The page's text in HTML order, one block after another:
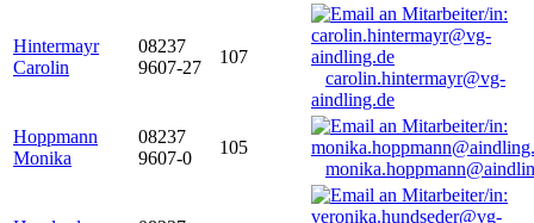
Hintermayr
Carolin
08237
9607-27
107
carolin.hintermayr@vg-
aindling.de
Hoppmann
Monika
08237
9607-0
105